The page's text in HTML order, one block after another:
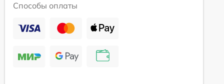
Способы оплаты